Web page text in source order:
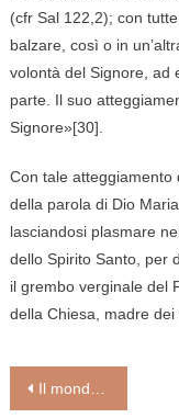
(cfr Sal 122,2); con
balzare, così o in
volontà del Signore, ad
parte. Il suo
Signore»[30].
Con tale atteggiamento
della parola di Dio
lasciandosi plasmare
dello Spirito Santo, per
il grembo verginale del
della Chiesa, madre dei
Il mondo ha paura di tutto, fuorché del peccato.